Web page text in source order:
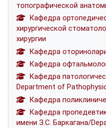
топографической
Кафедра
хирургической
хирургии
Кафедра
Кафедра
Кафедра
Department of
Кафедра
Кафедра
имени З.С. Баркагана/